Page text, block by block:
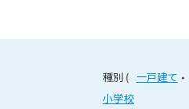
種別 一戸建て
小学校